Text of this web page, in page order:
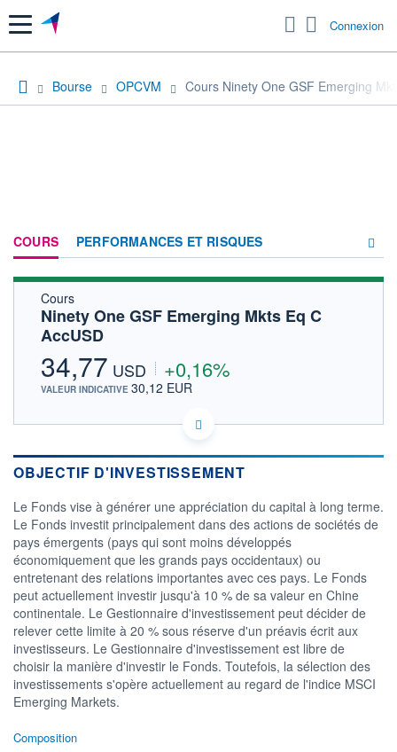
Menu Connexion
Bourse OPCVM Cours Ninety One GSF Emerging
COURS PERFORMANCES ET RISQUES
FORUM
Cours
Ninety One GSF Emerging Mkts Eq C
AccUSD
34,77 USD +0,16%
VALEUR INDICATIVE 30,12 EUR
LU0611395756 - Ninety One Luxembourg S.A.
Consulter le prospectus / DIC
40
CATÉGORIE MORNINGSTAR
Actions Marchés
Emergents
FONDS PARTENAIRES
TARIFS PRIVILÉGIÉS
ÉLIGIBILITÉ
OBJECTIF D'INVESTISSEMENT
Le Fonds vise à générer une appréciation du capital à long terme.
Le Fonds investit principalement dans des actions de sociétés de
pays émergents (pays qui sont moins développés
économiquement que les grands pays occidentaux) ou
entretenant des relations importantes avec ces pays. Le Fonds
peut actuellement investir jusqu'à 10 % de sa valeur en Chine
continentale. Le Gestionnaire d'investissement peut décider de
relever cette limite à 20 % sous réserve d'un préavis écrit aux
investisseurs. Le Gestionnaire d'investissement est libre de
choisir la manière d'investir le Fonds. Toutefois, la sélection des
investissements s'opère actuellement au regard de l'indice MSCI
Emerging Markets.
Composition